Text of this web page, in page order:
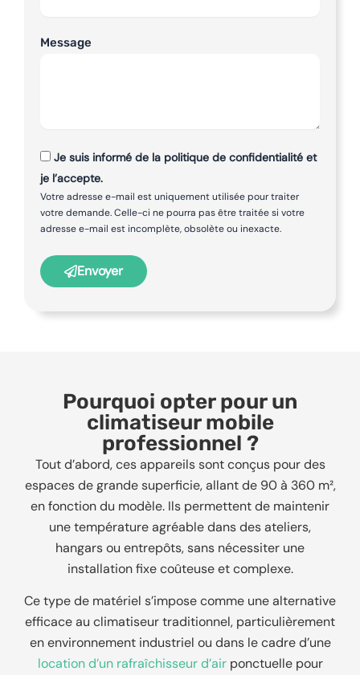
Message
Je suis informé de la politique de confidentialité et
je l’accepte.
Votre adresse e-mail est uniquement utilisée pour traiter
votre demande. Celle-ci ne pourra pas être traitée si votre
adresse e-mail est incomplète, obsolète ou inexacte.
Envoyer
Pourquoi opter pour un
climatiseur mobile
professionnel ?
Tout d’abord, ces appareils sont conçus pour des
espaces de grande superficie, allant de 90 à 360 m²,
en fonction du modèle. Ils permettent de maintenir
une température agréable dans des ateliers,
hangars ou entrepôts, sans nécessiter une
installation fixe coûteuse et complexe.
Ce type de matériel s’impose comme une alternative
efficace au climatiseur traditionnel, particulièrement
en environnement industriel ou dans le cadre d’une
location d’un rafraîchisseur d’airponctuelle pour